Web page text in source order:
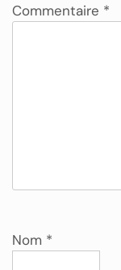
Commentaire *
Nom *